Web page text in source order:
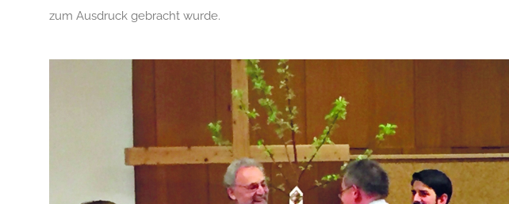
zum Ausdruck gebracht wurde.